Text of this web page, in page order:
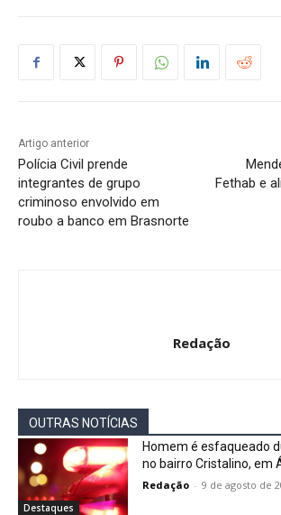
Artigo anterior
Polícia Civil prende
integrantes de grupo
criminoso envolvido em
roubo a banco em Brasnorte
Fethab e
Redação
OUTRAS NOTÍCIAS
Destaques
Homem é esfaqueado
no bairro Cristalino, em
Redação - 9 de agosto de